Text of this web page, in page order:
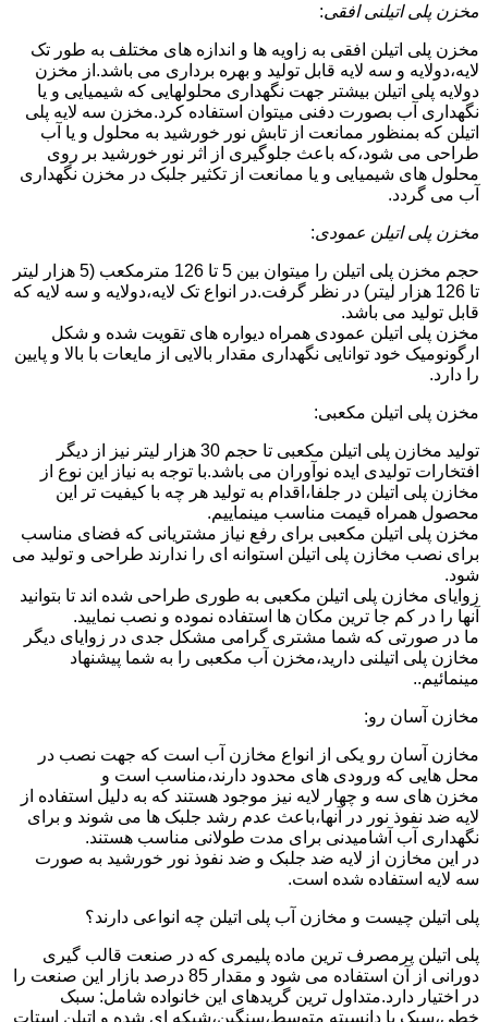
مخزن پلی اتیلنی افقی:
مخزن پلی اتیلن افقی به زاویه ها و اندازه های مختلف به طور تک
لایه،دولایه و سه لایه قابل تولید و بهره برداری می باشد.از مخزن
دولایه پلی اتیلن بیشتر جهت نگهداری محلولهایی که شیمیایی و یا
نگهداری آب بصورت دفنی میتوان استفاده کرد.مخزن سه لایه پلی
اتیلن که بمنظور ممانعت از تابش نور خورشید به محلول و یا آب
طراحی می شود،که باعث جلوگیری از اثر نور خورشید بر روی
محلول های شیمیایی و یا ممانعت از تکثیر جلبک در مخزن نگهداری
آب می گردد.
مخزن پلی اتیلن عمودی:
حجم مخزن پلی اتیلن را میتوان بین 5 تا 126 مترمکعب (5 هزار لیتر
تا 126 هزار لیتر) در نظر گرفت.در انواع تک لایه،دولایه و سه لایه که
قابل تولید می باشد.
مخزن پلی اتیلن عمودی همراه دیواره های تقویت شده و شکل
ارگونومیک خود توانایی نگهداری مقدار بالایی از مایعات با بالا و پایین
را دارد.
مخزن پلی اتیلن مکعبی:
تولید مخازن پلی اتیلن مکعبی تا حجم 30 هزار لیتر نیز از دیگر
افتخارات تولیدی ایده نوآوران می باشد.با توجه به نیاز این نوع از
مخازن پلی اتیلن در جلفا،اقدام به تولید هر چه با کیفیت تر این
محصول همراه قیمت مناسب مینماییم.
مخزن پلی اتیلن مکعبی برای رفع نیاز مشتریانی که فضای مناسب
برای نصب مخازن پلی اتیلن استوانه ای را ندارند طراحی و تولید می
شود.
زوایای مخازن پلی اتیلن مکعبی به طوری طراحی شده اند تا بتوانید
آنها را در کم جا ترین مکان ها استفاده نموده و نصب نمایید.
ما در صورتی که شما مشتری گرامی مشکل جدی در زوایای دیگر
مخازن پلی اتیلنی دارید،مخزن آب مکعبی را به شما پیشنهاد
مینمائیم..
مخازن آسان رو:
مخازن آسان رو یکی از انواع مخازن آب است که جهت نصب در
محل هایی که ورودی های محدود دارند،مناسب است و
مخزن های سه و چهار لایه نیز موجود هستند که به دلیل استفاده از
لایه ضد نفوذ نور در آنها،باعث عدم رشد جلبک ها می شوند و برای
نگهداری آب آشامیدنی برای مدت طولانی مناسب هستند.
در این مخازن از لایه ضد جلبک و ضد نفوذ نور خورشید به صورت
سه لایه استفاده شده است.
پلی اتیلن چیست و مخازن آب پلی اتیلن چه انواعی دارند؟
پلی اتیلن پرمصرف ترین ماده پلیمری که در صنعت قالب گیری
دورانی از آن استفاده می شود و مقدار 85 درصد بازار این صنعت را
در اختیار دارد.متداول ترین گریدهای این خانواده شامل: سبک
خطی،سبک با دانسیته متوسط،سنگین،شبکه ای شده و اتیلن استات